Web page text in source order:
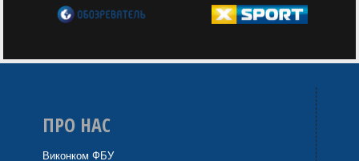
ПРО НАС
Виконком ФБУ